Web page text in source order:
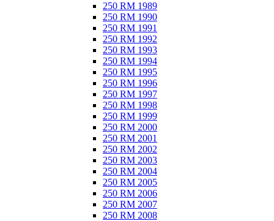
250 RM 1989
250 RM 1990
250 RM 1991
250 RM 1992
250 RM 1993
250 RM 1994
250 RM 1995
250 RM 1996
250 RM 1997
250 RM 1998
250 RM 1999
250 RM 2000
250 RM 2001
250 RM 2002
250 RM 2003
250 RM 2004
250 RM 2005
250 RM 2006
250 RM 2007
250 RM 2008